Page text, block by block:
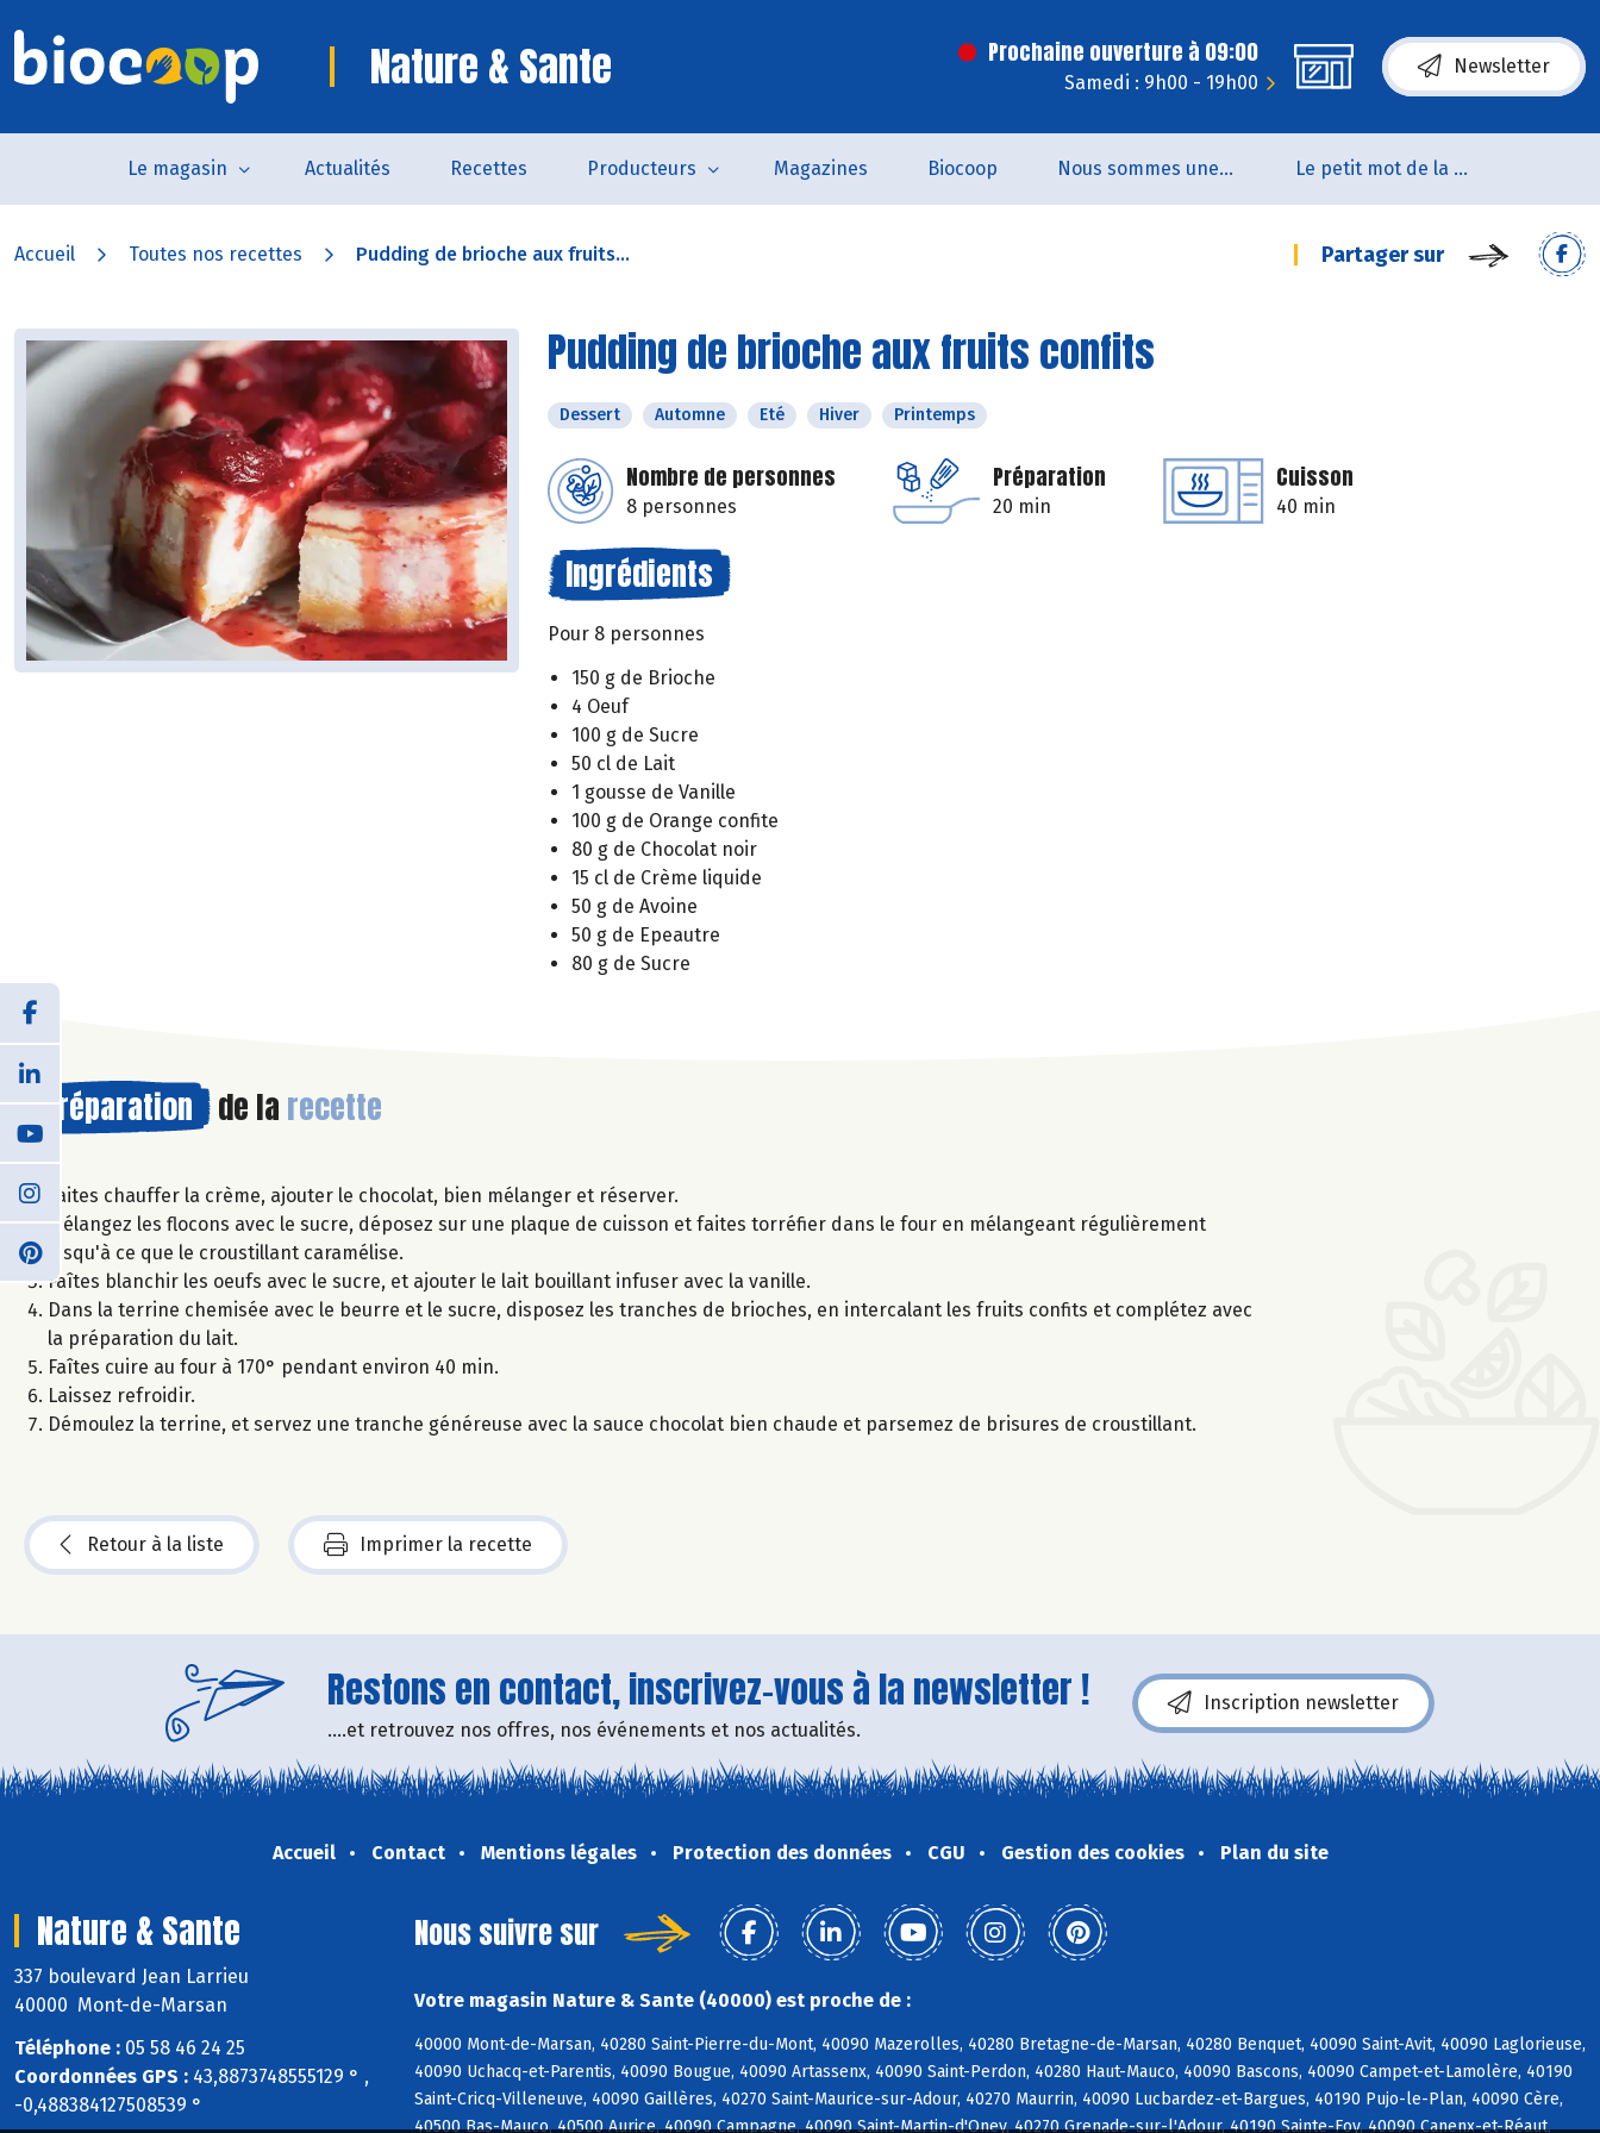
Nature & Sante Prochaine ouverture à 09:00
Samedi : 9h00 - 19h00
Newsletter
Le magasin Actualités Recettes Producteurs Magazines Biocoop Nous sommes une coopérative de salarié.es Le petit mot de la naturo
Accueil Toutes nos recettes Pudding de brioche aux fruits... Partager sur
Pudding de brioche aux fruits confits
Dessert Automne Eté Hiver Printemps
Nombre de personnes
8 personnes
Préparation
20 min
Cuisson
40 min
Ingrédients
Pour 8 personnes
150 g de Brioche
4 Oeuf
100 g de Sucre
50 cl de Lait
1 gousse de Vanille
100 g de Orange confite
80 g de Chocolat noir
15 cl de Crème liquide
50 g de Avoine
50 g de Epeautre
80 g de Sucre
Préparation de la recette
Faites chauffer la crème, ajouter le chocolat, bien mélanger et réserver.
Mélangez les flocons avec le sucre, déposez sur une plaque de cuisson et faites torréfier dans le four en mélangeant régulièrement
jusqu'à ce que le croustillant caramélise.
Faîtes blanchir les oeufs avec le sucre, et ajouter le lait bouillant infuser avec la vanille.
Dans la terrine chemisée avec le beurre et le sucre, disposez les tranches de brioches, en intercalant les fruits confits et complétez avec
la préparation du lait.
Faîtes cuire au four à 170° pendant environ 40 min.
Laissez refroidir.
Démoulez la terrine, et servez une tranche généreuse avec la sauce chocolat bien chaude et parsemez de brisures de croustillant.
Retour à la liste Imprimer la recette
Restons en contact, inscrivez-vous à la newsletter !
....et retrouvez nos offres, nos événements et nos actualités.
Inscription newsletter
Accueil Contact Mentions légales Protection des données CGU Gestion des cookies Plan du site
Nature & Sante
337 boulevard Jean Larrieu
40000 Mont-de-Marsan
Téléphone : 05 58 46 24 25
Coordonnées GPS : 43,8873748555129 ° ,
-0,488384127508539 °
Nous suivre sur
Votre magasin Nature & Sante (40000) est proche de :
40000 Mont-de-Marsan, 40280 Saint-Pierre-du-Mont, 40090 Mazerolles, 40280 Bretagne-de-Marsan, 40280 Benquet, 40090 Saint-Avit, 40090 Laglorieuse,
40090 Uchacq-et-Parentis, 40090 Bougue, 40090 Artassenx, 40090 Saint-Perdon, 40280 Haut-Mauco, 40090 Bascons, 40090 Campet-et-Lamolère, 40190
Saint-Cricq-Villeneuve, 40090 Gaillères, 40270 Saint-Maurice-sur-Adour, 40270 Maurrin, 40090 Lucbardez-et-Bargues, 40190 Pujo-le-Plan, 40090 Cère,
40500 Bas-Mauco, 40500 Aurice, 40090 Campagne, 40090 Saint-Martin-d'Oney, 40270 Grenade-sur-l'Adour, 40190 Sainte-Foy, 40090 Canenx-et-Réaut,